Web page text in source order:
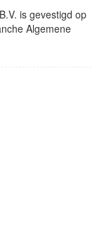
is gevestigd op
Algemene